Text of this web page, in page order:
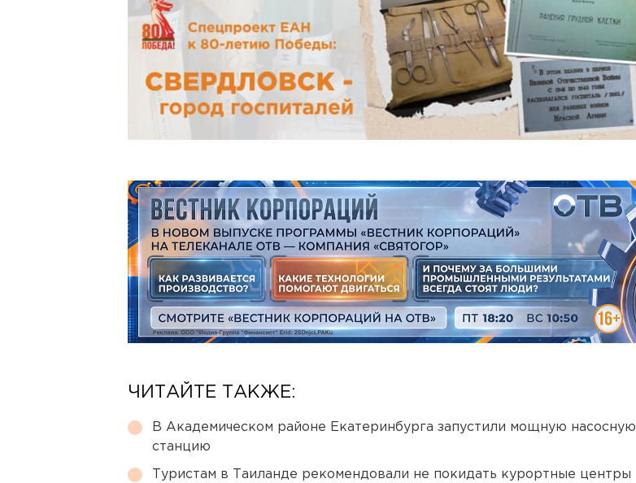
ЧИТАЙТЕ ТАКЖЕ:
В Академическом районе Екатеринбурга запустили мощную насосную
станцию
Туристам в Таиланде рекомендовали не покидать курортные центры